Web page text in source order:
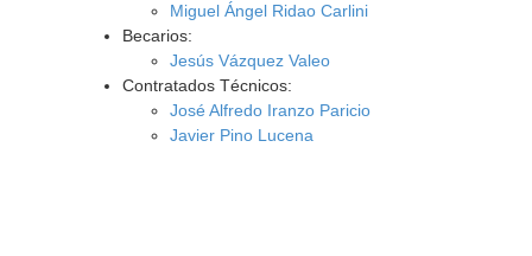
Miguel Ángel Ridao Carlini
Becarios:
Jesús Vázquez Valeo
Contratados Técnicos:
José Alfredo Iranzo Paricio
Javier Pino Lucena